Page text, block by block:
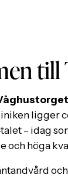
till
ligger
– idag
och höga